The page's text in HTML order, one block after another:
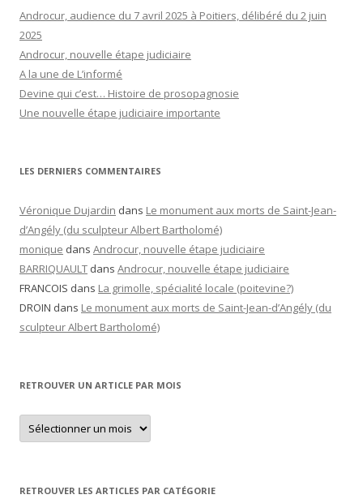
Androcur, audience du 7 avril 2025 à Poitiers, délibéré du 2 juin
2025
Androcur, nouvelle étape judiciaire
A la une de L’informé
Devine qui c’est… Histoire de prosopagnosie
Une nouvelle étape judiciaire importante
LES DERNIERS COMMENTAIRES
Véronique Dujardin dans Le monument aux morts de Saint-Jean-
d’Angély (du sculpteur Albert Bartholomé)
monique dans Androcur, nouvelle étape judiciaire
BARRIQUAULT dans Androcur, nouvelle étape judiciaire
FRANCOIS dans La grimolle, spécialité locale (poitevine?)
DROIN dans Le monument aux morts de Saint-Jean-d’Angély (du
sculpteur Albert Bartholomé)
RETROUVER UN ARTICLE PAR MOIS
Retrouver
un
article
RETROUVER LES ARTICLES PAR CATÉGORIE